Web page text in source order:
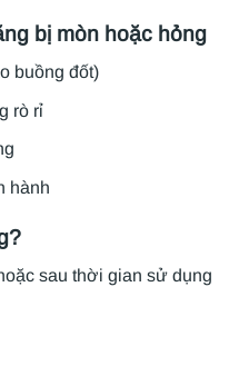
bị mòn hoặc hỏng
buồng đốt)
rò rỉ
hành
sau thời gian sử dụng